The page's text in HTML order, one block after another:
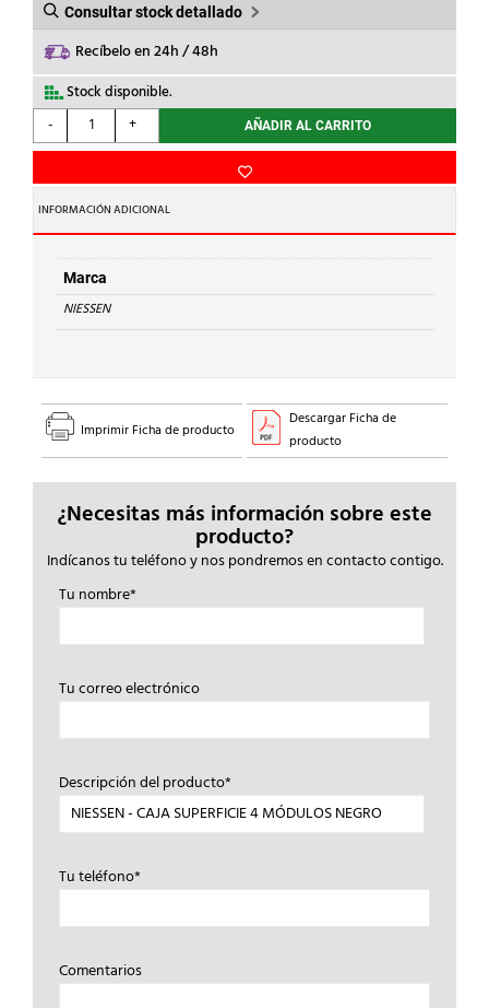
Consultar stock detallado
Recíbelo en 24h / 48h
Stock disponible.
-
NIESSEN
-
SUPERFICIE
4
MÓDULOS
NEGRO
cantidad
+ AÑADIR AL CARRITO
INFORMACIÓN ADICIONAL
Marca
NIESSEN
Imprimir Ficha de producto
Descargar Ficha de
producto
¿Necesitas más información sobre este
producto?
Indícanos tu teléfono y nos pondremos en contacto contigo.
Tu nombre*
Tu correo electrónico
Descripción del producto*
Tu teléfono*
Comentarios